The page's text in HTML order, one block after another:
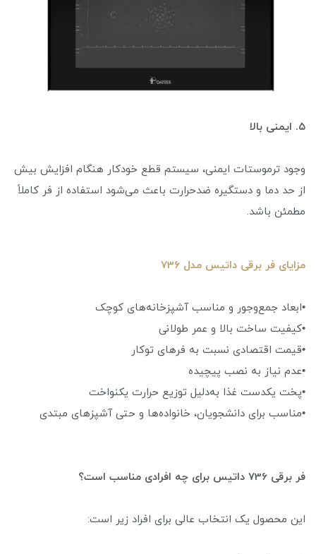
۵. ایمنی بالا
وجود ترموستات ایمنی، سیستم قطع خودکار هنگام افزایش بیش
از حد دما و دستگیره ضدحرارت باعث می‌شود استفاده از فر کاملاً
مطمئن باشد.
مزایای فر برقی داتیس مدل 736
•ابعاد جمع‌وجور و مناسب آشپزخانه‌های کوچک
•کیفیت ساخت بالا و عمر طولانی
•قیمت اقتصادی نسبت به فرهای توکار
•عدم نیاز به نصب پیچیده
•پخت یکدست غذا به‌دلیل توزیع حرارت یکنواخت
•مناسب برای دانشجویان، خانواده‌ها و حتی آشپزهای مبتدی
فر برقی 736 داتیس برای چه افرادی مناسب است؟
این محصول یک انتخاب عالی برای افراد زیر است: